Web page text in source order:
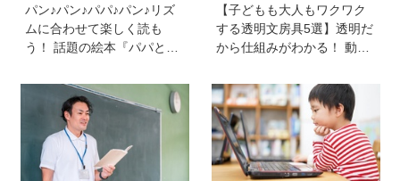
パン♪パン♪パパ♪パン♪リズ
ムに合わせて楽しく読も
う！ 話題の絵本『パパとパ
ット・サニーブックスさん
に聞く子育てと絵本づくり
のお話
【子どもも大人もワクワク
する透明文房具5選】透明だ
から仕組みがわかる！ 動か
り